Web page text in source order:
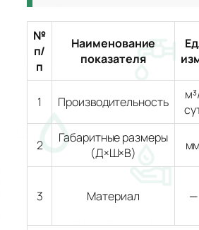
№
п/
п
Наименование
показателя
1 Производительность
2
Габаритные размеры
(Д×Ш×В)
мм
3 Материал —